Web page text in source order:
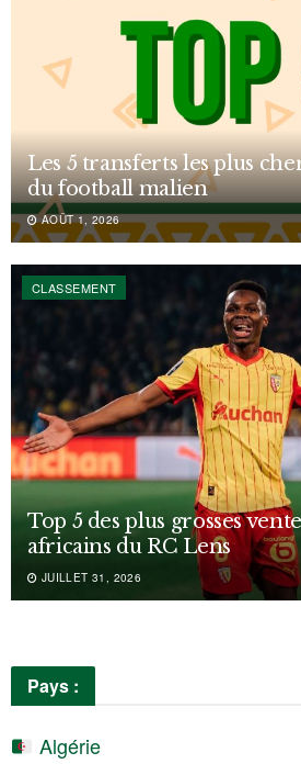
Les 5 transferts les plus
du football malien
AOÛT 1, 2026
CLASSEMENT
Top 5 des plus grosses
africains du RC Lens
JUILLET 31, 2026
Pays :
Algérie